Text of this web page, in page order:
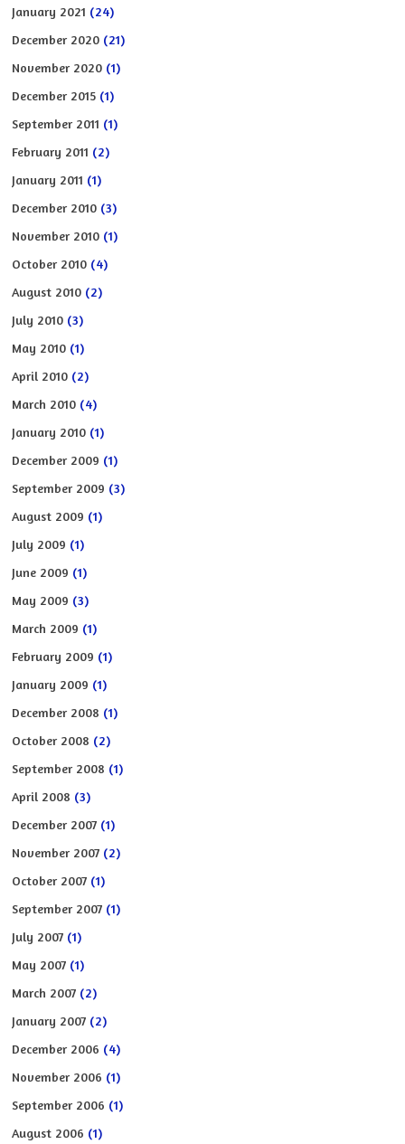
January 2021 (24)
December 2020 (21)
November 2020 (1)
December 2015 (1)
September 2011 (1)
February 2011 (2)
January 2011 (1)
December 2010 (3)
November 2010 (1)
October 2010 (4)
August 2010 (2)
July 2010 (3)
May 2010 (1)
April 2010 (2)
March 2010 (4)
January 2010 (1)
December 2009 (1)
September 2009 (3)
August 2009 (1)
July 2009 (1)
June 2009 (1)
May 2009 (3)
March 2009 (1)
February 2009 (1)
January 2009 (1)
December 2008 (1)
October 2008 (2)
September 2008 (1)
April 2008 (3)
December 2007 (1)
November 2007 (2)
October 2007 (1)
September 2007 (1)
July 2007 (1)
May 2007 (1)
March 2007 (2)
January 2007 (2)
December 2006 (4)
November 2006 (1)
September 2006 (1)
August 2006 (1)